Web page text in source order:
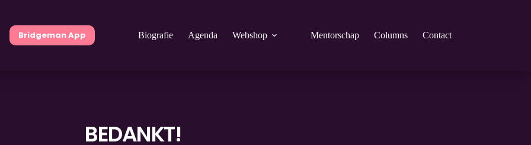
Bridgeman App Biografie Agenda Webshop Mentorschap Columns Contact
BEDANKT!